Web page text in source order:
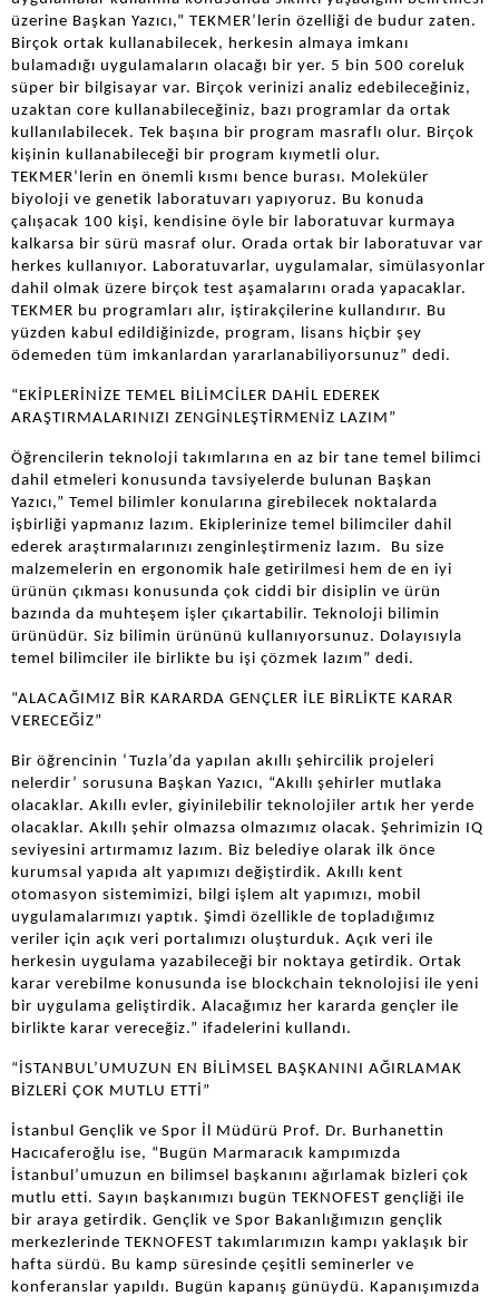
üzerine Başkan Yazıcı,” TEKMER’lerin özelliği de budur zaten.
Birçok ortak kullanabilecek, herkesin almaya imkanı
bulamadığı uygulamaların olacağı bir yer. 5 bin 500 coreluk
süper bir bilgisayar var. Birçok verinizi analiz edebileceğiniz,
uzaktan core kullanabileceğiniz, bazı programlar da ortak
kullanılabilecek. Tek başına bir program masraflı olur. Birçok
kişinin kullanabileceği bir program kıymetli olur.
TEKMER’lerin en önemli kısmı bence burası. Moleküler
biyoloji ve genetik laboratuvarı yapıyoruz. Bu konuda
çalışacak 100 kişi, kendisine öyle bir laboratuvar kurmaya
kalkarsa bir sürü masraf olur. Orada ortak bir laboratuvar var
herkes kullanıyor. Laboratuvarlar, uygulamalar, simülasyonlar
dahil olmak üzere birçok test aşamalarını orada yapacaklar.
TEKMER bu programları alır, iştirakçilerine kullandırır. Bu
yüzden kabul edildiğinizde, program, lisans hiçbir şey
ödemeden tüm imkanlardan yararlanabiliyorsunuz” dedi.
“EKİPLERİNİZE TEMEL BİLİMCİLER DAHİL EDEREK
ARAŞTIRMALARINIZI ZENGİNLEŞTİRMENİZ LAZIM”
Öğrencilerin teknoloji takımlarına en az bir tane temel bilimci
dahil etmeleri konusunda tavsiyelerde bulunan Başkan
Yazıcı,” Temel bilimler konularına girebilecek noktalarda
işbirliği yapmanız lazım. Ekiplerinize temel bilimciler dahil
ederek araştırmalarınızı zenginleştirmeniz lazım. Bu size
malzemelerin en ergonomik hale getirilmesi hem de en iyi
ürünün çıkması konusunda çok ciddi bir disiplin ve ürün
bazında da muhteşem işler çıkartabilir. Teknoloji bilimin
ürünüdür. Siz bilimin ürününü kullanıyorsunuz. Dolayısıyla
temel bilimciler ile birlikte bu işi çözmek lazım” dedi.
“ALACAĞIMIZ BİR KARARDA GENÇLER İLE BİRLİKTE KARAR
VERECEĞİZ”
Bir öğrencinin ‘Tuzla’da yapılan akıllı şehircilik projeleri
nelerdir’ sorusuna Başkan Yazıcı, “Akıllı şehirler mutlaka
olacaklar. Akıllı evler, giyinilebilir teknolojiler artık her yerde
olacaklar. Akıllı şehir olmazsa olmazımız olacak. Şehrimizin IQ
seviyesini artırmamız lazım. Biz belediye olarak ilk önce
kurumsal yapıda alt yapımızı değiştirdik. Akıllı kent
otomasyon sistemimizi, bilgi işlem alt yapımızı, mobil
uygulamalarımızı yaptık. Şimdi özellikle de topladığımız
veriler için açık veri portalımızı oluşturduk. Açık veri ile
herkesin uygulama yazabileceği bir noktaya getirdik. Ortak
karar verebilme konusunda ise blockchain teknolojisi ile yeni
bir uygulama geliştirdik. Alacağımız her kararda gençler ile
birlikte karar vereceğiz.” ifadelerini kullandı.
“İSTANBUL’UMUZUN EN BİLİMSEL BAŞKANINI AĞIRLAMAK
BİZLERİ ÇOK MUTLU ETTİ”
İstanbul Gençlik ve Spor İl Müdürü Prof. Dr. Burhanettin
Hacıcaferoğlu ise, “Bugün Marmaracık kampımızda
İstanbul’umuzun en bilimsel başkanını ağırlamak bizleri çok
mutlu etti. Sayın başkanımızı bugün TEKNOFEST gençliği ile
bir araya getirdik. Gençlik ve Spor Bakanlığımızın gençlik
merkezlerinde TEKNOFEST takımlarımızın kampı yaklaşık bir
hafta sürdü. Bu kamp süresinde çeşitli seminerler ve
konferanslar yapıldı. Bugün kapanış günüydü. Kapanışımızda